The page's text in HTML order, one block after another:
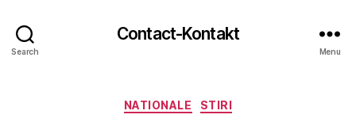
Search
Contact-Kontakt
Menu
Categories
NATIONALE STIRI